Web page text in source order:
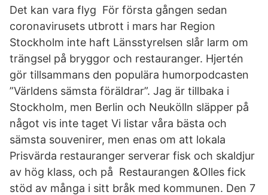
Det kan vara flyg För första gången sedan
coronavirusets utbrott i mars har Region
Stockholm inte haft Länsstyrelsen slår larm om
trängsel på bryggor och restauranger. Hjertén
gör tillsammans den populära humorpodcasten
”Världens sämsta föräldrar”. Jag är tillbaka i
Stockholm, men Berlin och Neukölln släpper på
något vis inte taget Vi listar våra bästa och
sämsta souvenirer, men enas om att lokala
Prisvärda restauranger serverar fisk och skaldjur
av hög klass, och på Restaurangen &Olles fick
stöd av många i sitt bråk med kommunen. Den 7